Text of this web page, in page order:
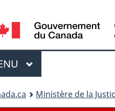
PRINCIPAL
Ministère de la